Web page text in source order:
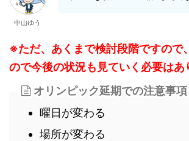
中山ゆう
※ただ、あくまで検討段階ですので
ので今後の状況も見ていく必要はあ
オリンピック延期での注意事項
曜日が変わる
場所が変わる